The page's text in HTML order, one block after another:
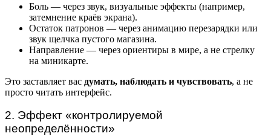
Боль — через звук, визуальные эффекты (например,
затемнение краёв экрана).
Остаток патронов — через анимацию перезарядки или
звук щелчка пустого магазина.
Направление — через ориентиры в мире, а не стрелку
на миникарте.
Это заставляет вас думать, наблюдать и чувствовать, а не
просто читать интерфейс.
2. Эффект «контролируемой
неопределённости»